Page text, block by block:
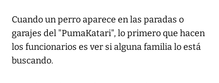
Cuando un perro aparece en las paradas o
garajes del "PumaKatari", lo primero que hacen
los funcionarios es ver si alguna familia lo está
buscando.